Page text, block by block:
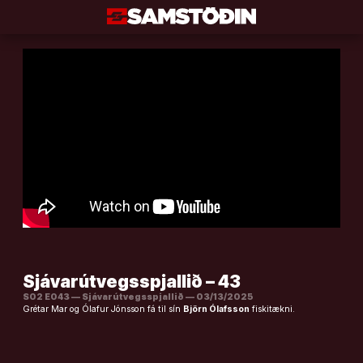
Sjávarútvegsspjallið – 43
S02 E043 — Sjávarútvegsspjallið — 03/13/2025
Grétar Mar og Ólafur Jónsson fá til sín Björn Ólafsson fiskitækni.